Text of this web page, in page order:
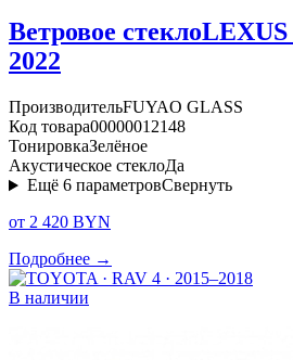
Ветровое стеклоLEXUS
2022
ПроизводительFUYAO GLASS
Код товара00000012148
ТонировкаЗелёное
Акустическое стеклоДа
Ещё 6 параметровСвернуть
от 2 420 BYN
Подробнее →
В наличии